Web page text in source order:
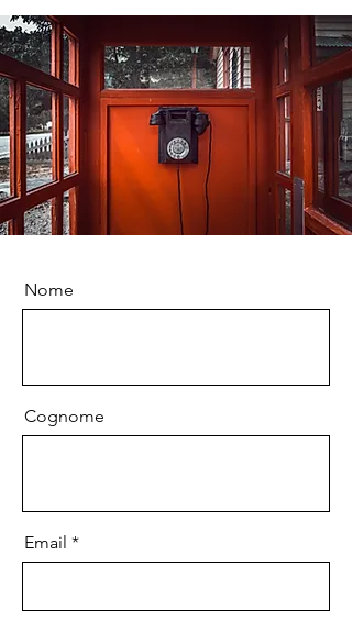
Nome
Cognome
Email